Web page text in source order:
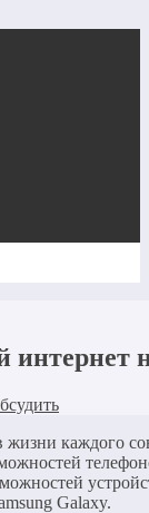
каждого
Galaxy.